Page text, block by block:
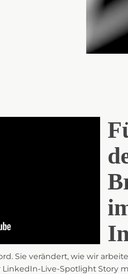
Sie verändert, wie wir
Live-Spotlight Story